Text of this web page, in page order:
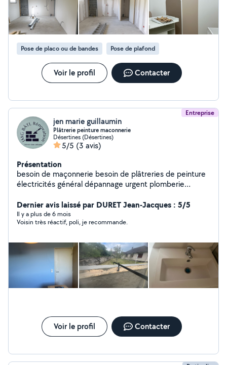
Pose de placo ou de bandes Pose de plafond
Voir le profil Contacter
Entreprise
jen marie guillaumin
Plâtrerie peinture maconnerie
Désertines (Désertines)
5/5 (3 avis)
Présentation
besoin de maçonnerie besoin de plâtreries de peinture
électricités général dépannage urgent plomberie
faites confiance JM BATI RENOVATION 03 sera
répondre a vos besoins .
Dernier avis laissé par DURET Jean-Jacques : 5/5
Il y a plus de 6 mois
Voisin très réactif, poli, je recommande.
Voir le profil Contacter